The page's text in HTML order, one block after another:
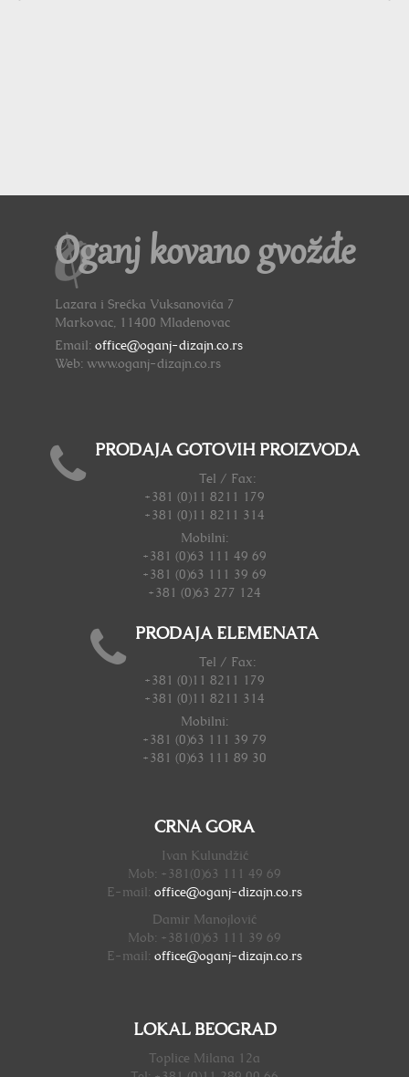
Oganj kovano gvožđe
Lazara i Srećka Vuksanovića 7
Markovac, 11400 Mladenovac
Email: office@oganj-dizajn.co.rs
Web: www.oganj-dizajn.co.rs
PRODAJA GOTOVIH PROIZVODA
Tel / Fax:
+381 (0)11 8211 179
+381 (0)11 8211 314
Mobilni:
+381 (0)63 111 49 69
+381 (0)63 111 39 69
+381 (0)63 277 124
PRODAJA ELEMENATA
Tel / Fax:
+381 (0)11 8211 179
+381 (0)11 8211 314
Mobilni:
+381 (0)63 111 39 79
+381 (0)63 111 89 30
CRNA GORA
Ivan Kulundžić
Mob: +381(0)63 111 49 69
E-mail: office@oganj-dizajn. co.rs
Damir Manojlović
Mob: +381(0)63 111 39 69
E-mail: office@oganj-dizajn. co.rs
LOKAL BEOGRAD
Toplice Milana 12a